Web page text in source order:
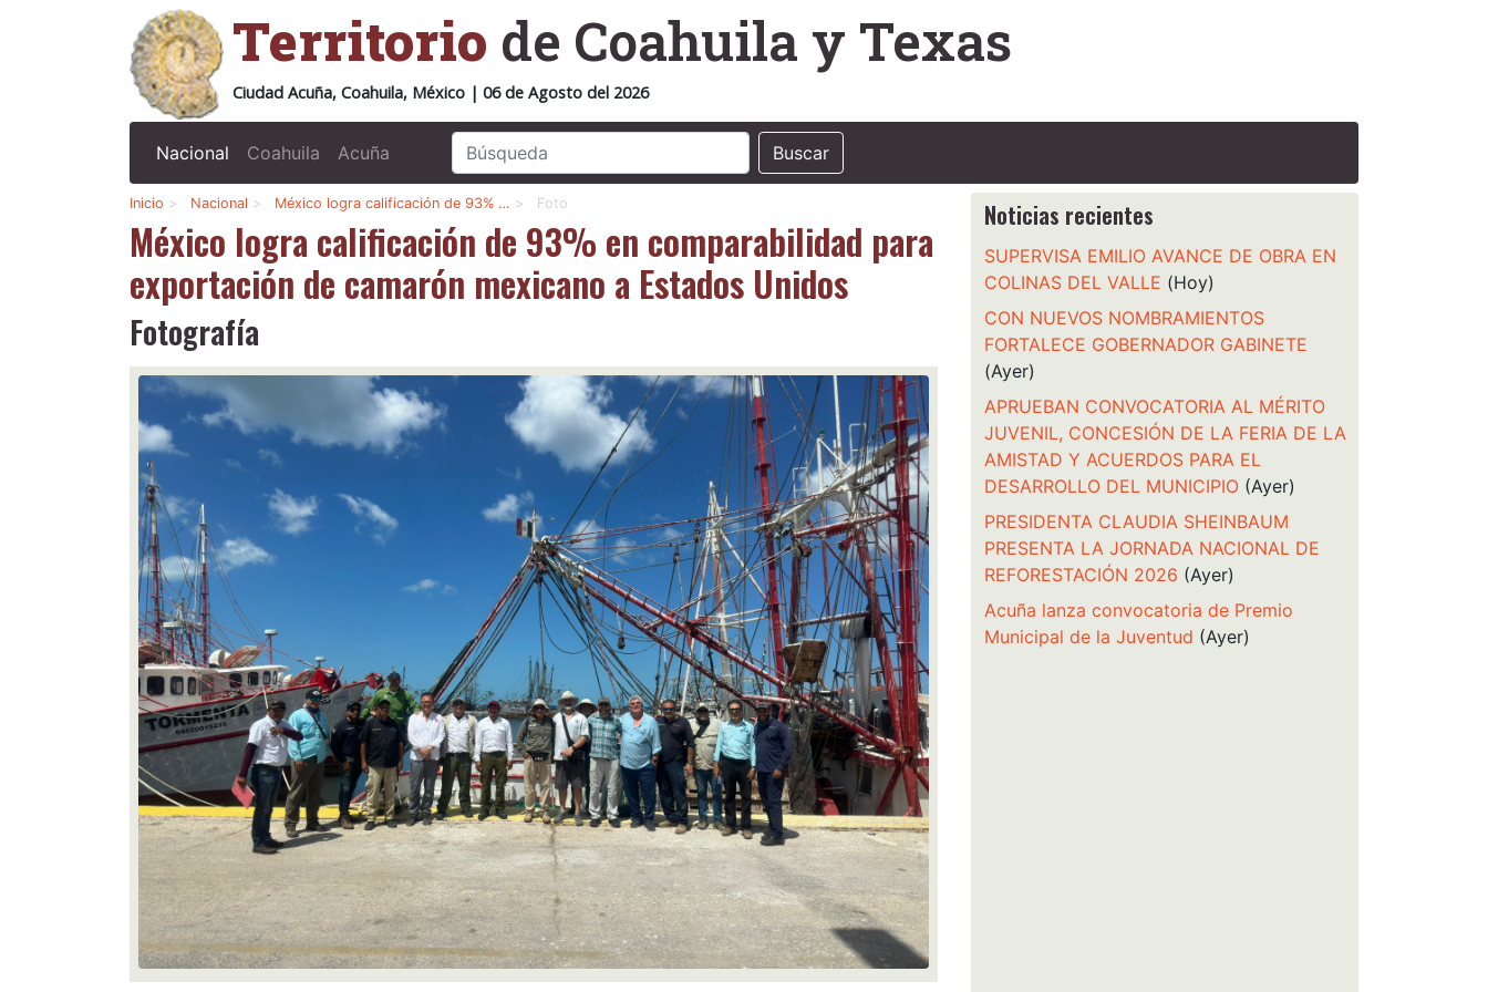
Territorio de Coahuila y Texas
Ciudad Acuña, Coahuila, México | 06 de Agosto del 2026
Nacional Coahuila Acuña Buscar
Inicio > Nacional > México logra calificación de 93% … > Foto
México logra calificación de 93% en comparabilidad para
exportación de camarón mexicano a Estados Unidos
Fotografía
Noticias recientes
SUPERVISA EMILIO AVANCE DE OBRA EN
COLINAS DEL VALLE (Hoy)
CON NUEVOS NOMBRAMIENTOS
FORTALECE GOBERNADOR GABINETE
(Ayer)
APRUEBAN CONVOCATORIA AL MÉRITO
JUVENIL, CONCESIÓN DE LA FERIA DE LA
AMISTAD Y ACUERDOS PARA EL
DESARROLLO DEL MUNICIPIO (Ayer)
PRESIDENTA CLAUDIA SHEINBAUM
PRESENTA LA JORNADA NACIONAL DE
REFORESTACIÓN 2026 (Ayer)
Acuña lanza convocatoria de Premio
Municipal de la Juventud (Ayer)